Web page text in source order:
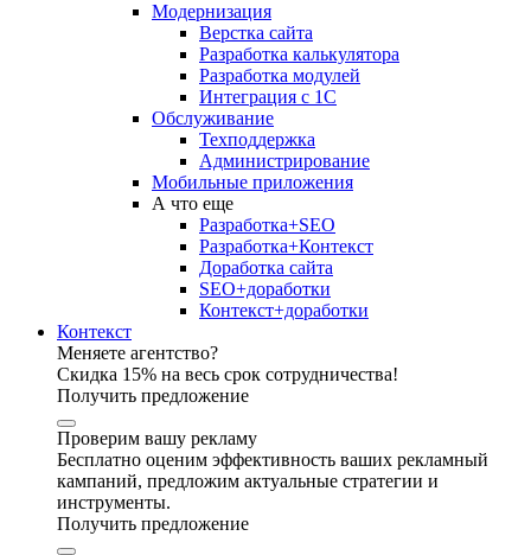
Модернизация
Верстка сайта
Разработка калькулятора
Разработка модулей
Интеграция с 1С
Обслуживание
Техподдержка
Администрирование
Мобильные приложения
А что еще
Разработка+SEO
Разработка+Контекст
Доработка сайта
SEO+доработки
Контекст+доработки
Контекст
Меняете агентство?
Скидка 15% на весь срок сотрудничества!
Получить предложение
Проверим вашу рекламу
Бесплатно оценим эффективность ваших рекламный
кампаний, предложим актуальные стратегии и
инструменты.
Получить предложение